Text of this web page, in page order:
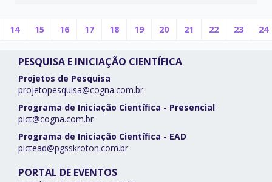
14 15 16 17 18 19 20 21 22 23 24
PESQUISA E INICIAÇÃO CIENTÍFICA
Projetos de Pesquisa
projetopesquisa@cogna.com.br
Programa de Iniciação Científica - Presencial
pict@cogna.com.br
Programa de Iniciação Científica - EAD
pictead@pgsskroton.com.br
PORTAL DE EVENTOS